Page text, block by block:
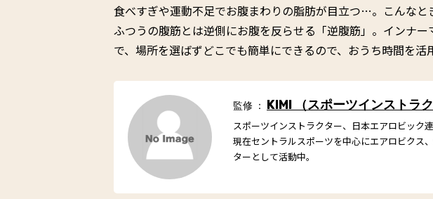
食べすぎや運動不足でお腹まわりの脂肪が目立つ…。こんなと
ふつうの腹筋とは逆側にお腹を反らせる「逆腹筋」。インナ
で、場所を選ばずどこでも簡単にできるので、おうち時間を活
監修 ： KIMI （スポーツインストラク
スポーツインストラクター、日本エアロビック
現在セントラルスポーツを中心にエアロビクス
ターとして活動中。